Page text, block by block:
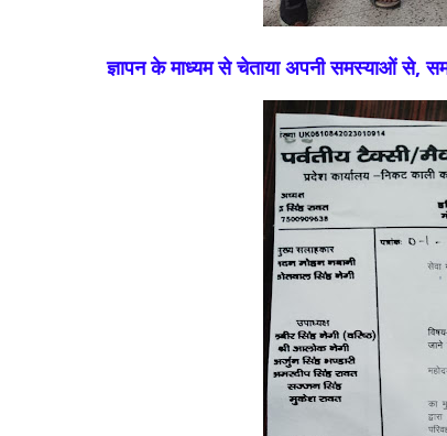
ज्ञापन के माध्यम से चेताया अपनी समस्याओं से,